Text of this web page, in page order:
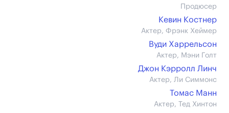
Продюсер
Кевин Костнер
Актер, Фрэнк Хеймер
Вуди Харрельсон
Актер, Мэни Голт
Джон Кэрролл Линч
Актер, Ли Симмонс
Томас Манн
Актер, Тед Хинтон